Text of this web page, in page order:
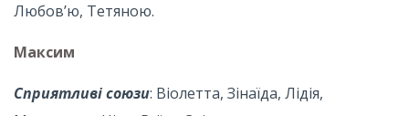
Любов’ю, Тетяною.
Максим
Сприятливі союзи: Віолетта, Зінаїда, Лідія,